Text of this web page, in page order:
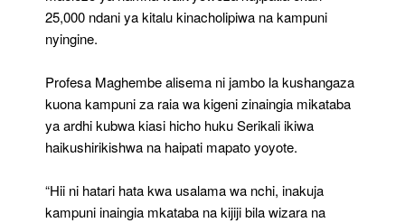
25,000 ndani ya kitalu kinacholipiwa na kampuni
nyingine.
Profesa Maghembe alisema ni jambo la kushangaza
kuona kampuni za raia wa kigeni zinaingia mikataba
ya ardhi kubwa kiasi hicho huku Serikali ikiwa
haikushirikishwa na haipati mapato yoyote.
“Hii ni hatari hata kwa usalama wa nchi, inakuja
kampuni inaingia mkataba na kijiji bila wizara na